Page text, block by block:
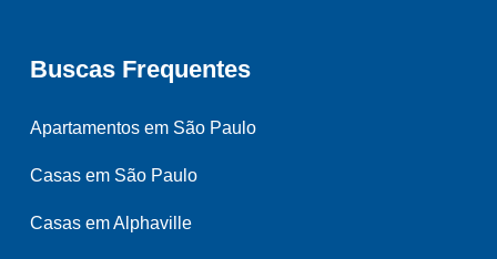
Buscas Frequentes
Apartamentos em São Paulo
Casas em São Paulo
Casas em Alphaville